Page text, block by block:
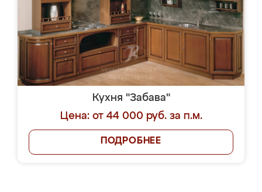
Кухня "Забава"
Цена: от 44 000 руб. за п.м.
ПОДРОБНЕЕ